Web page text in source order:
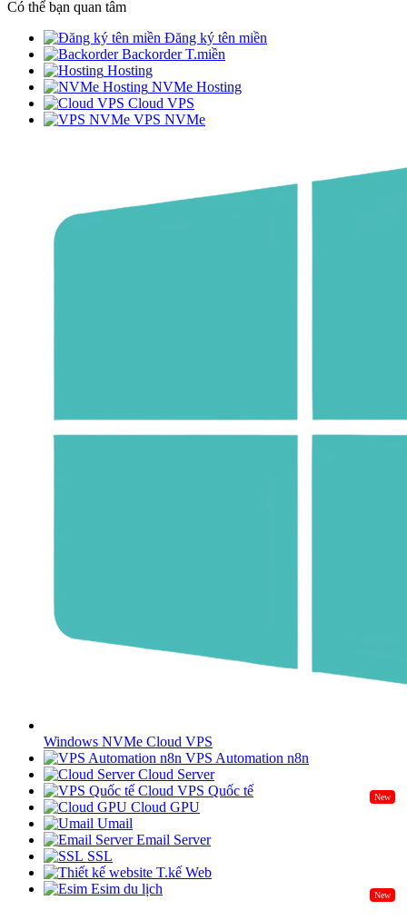
Có thể bạn quan tâm
Đăng ký tên miền
Backorder T.miền
Hosting
NVMe Hosting
Cloud VPS
VPS NVMe
Windows NVMe Cloud VPS
VPS Automation n8n
Cloud Server
Cloud VPS Quốc tế
New
Cloud GPU
Umail
Email Server
SSL
T.kế Web
Esim du lịch
New